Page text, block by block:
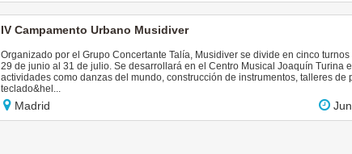
IV Campamento Urbano Musidiver
Organizado por el Grupo Concertante Talía, Musidiver se divide en cinco turnos
29 de junio al 31 de julio. Se desarrollará en el Centro Musical Joaquín Turina
actividades como danzas del mundo, construcción de instrumentos, talleres de
teclado&hel...
Madrid